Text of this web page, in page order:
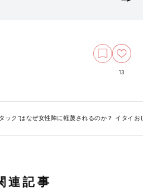
13
ック”はなぜ女性陣に軽蔑されるのか？ イタイ
連記事